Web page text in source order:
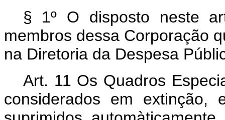
§ 1º O disposto neste
membros dessa Corporação
na Diretoria da Despesa
Art. 11 Os Quadros
considerados em extinção,